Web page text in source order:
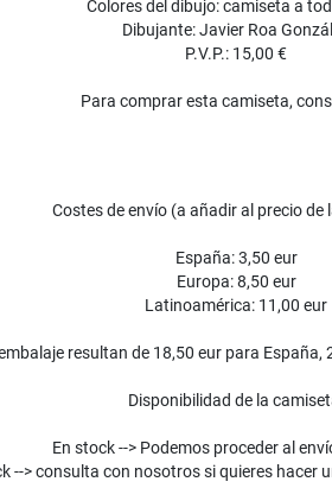
Colores del dibujo: camiseta a
Dibujante: Javier Roa
P.V.P.: 15,00 €
Para comprar esta camiseta,
Costes de envío (a añadir al precio de
España: 3,50 eur
Europa: 8,50 eur
Latinoamérica: 11,00 eur
resultan de 18,50 eur para
Disponibilidad de la
En stock --> Podemos proceder al
--> consulta con nosotros si quieres hacer